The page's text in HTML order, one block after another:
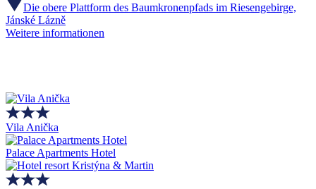
Die obere Plattform des Baumkronenpfads im Riesengebirge,
Jánské Lázně
Weitere informationen
Vila Anička
Palace Apartments Hotel